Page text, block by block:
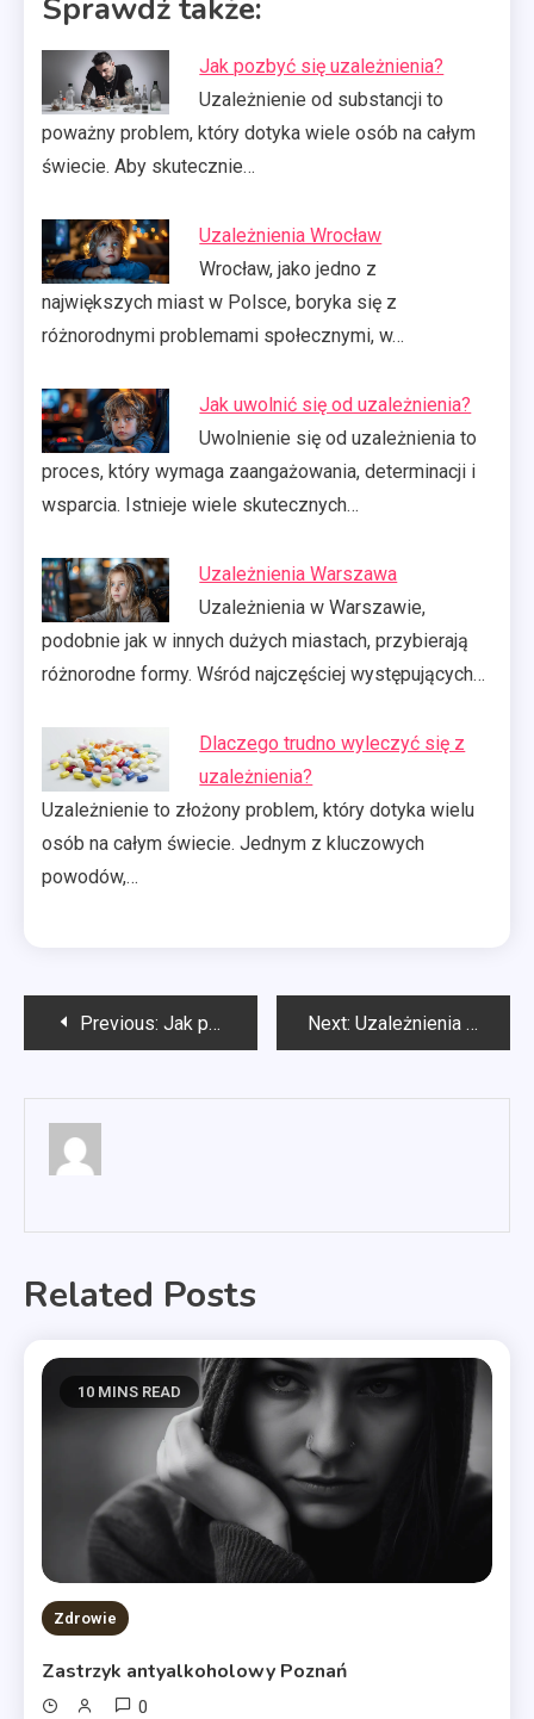
Sprawdź także:
Jak pozbyć się uzależnienia?
Uzależnienie od substancji to
poważny problem, który dotyka wiele osób na całym
świecie. Aby skutecznie…
Uzależnienia Wrocław
Wrocław, jako jedno z
największych miast w Polsce, boryka się z
różnorodnymi problemami społecznymi, w…
Jak uwolnić się od uzależnienia?
Uwolnienie się od uzależnienia to
proces, który wymaga zaangażowania, determinacji i
wsparcia. Istnieje wiele skutecznych…
Uzależnienia Warszawa
Uzależnienia w Warszawie,
podobnie jak w innych dużych miastach, przybierają
różnorodne formy. Wśród najczęściej występujących…
Dlaczego trudno wyleczyć się z
uzależnienia?
Uzależnienie to złożony problem, który dotyka wielu
osób na całym świecie. Jednym z kluczowych
powodów,…
Nawigacja
Previous: Jak pomóc dziecku wyjść z uzależnienia? Next: Uzależnienia gdzie szukać pomocy?
Related Posts
10 MINS READ
Zdrowie
Zastrzyk antyalkoholowy Poznań
0